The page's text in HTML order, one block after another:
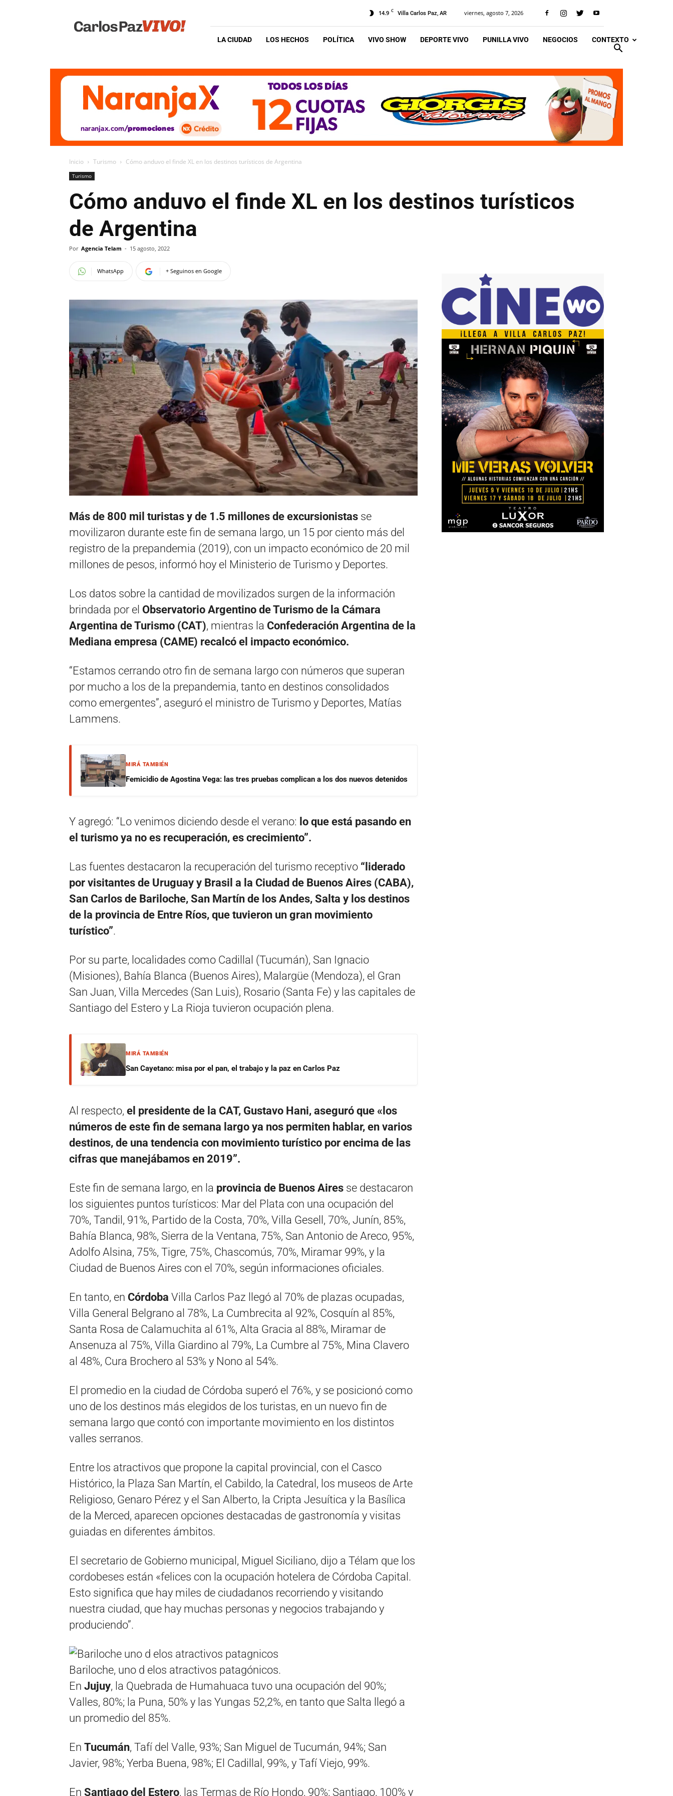
Vivo
14.9 C Villa Carlos Paz, AR viernes, agosto 7, 2026
LA CIUDAD LOS HECHOS POLÍTICA VIVO SHOW DEPORTE VIVO PUNILLA VIVO NEGOCIOS CONTEXTO
Inicio Turismo Cómo anduvo el finde XL en los destinos turísticos de Argentina
Turismo
Cómo anduvo el finde XL en los destinos turísticos
de Argentina
Por Agencia Telam - 15 agosto, 2022
WhatsApp + Seguinos en Google
Más de 800 mil turistas y de 1.5 millones de excursionistas se
movilizaron durante este fin de semana largo, un 15 por ciento más del
registro de la prepandemia (2019), con un impacto económico de 20 mil
millones de pesos, informó hoy el Ministerio de Turismo y Deportes.
Los datos sobre la cantidad de movilizados surgen de la información
brindada por el Observatorio Argentino de Turismo de la Cámara
Argentina de Turismo (CAT), mientras la Confederación Argentina de la
Mediana empresa (CAME) recalcó el impacto económico.
“Estamos cerrando otro fin de semana largo con números que superan
por mucho a los de la prepandemia, tanto en destinos consolidados
como emergentes”, aseguró el ministro de Turismo y Deportes, Matías
Lammens.
MIRÁ TAMBIÉN
Femicidio de Agostina Vega: las tres pruebas complican a los dos nuevos detenidos
Y agregó: “Lo venimos diciendo desde el verano: lo que está pasando en
el turismo ya no es recuperación, es crecimiento”.
Las fuentes destacaron la recuperación del turismo receptivo “liderado
por visitantes de Uruguay y Brasil a la Ciudad de Buenos Aires (CABA),
San Carlos de Bariloche, San Martín de los Andes, Salta y los destinos
de la provincia de Entre Ríos, que tuvieron un gran movimiento
turístico”.
Por su parte, localidades como Cadillal (Tucumán), San Ignacio
(Misiones), Bahía Blanca (Buenos Aires), Malargüe (Mendoza), el Gran
San Juan, Villa Mercedes (San Luis), Rosario (Santa Fe) y las capitales de
Santiago del Estero y La Rioja tuvieron ocupación plena.
MIRÁ TAMBIÉN
San Cayetano: misa por el pan, el trabajo y la paz en Carlos Paz
Al respecto, el presidente de la CAT, Gustavo Hani, aseguró que «los
números de este fin de semana largo ya nos permiten hablar, en varios
destinos, de una tendencia con movimiento turístico por encima de las
cifras que manejábamos en 2019”.
Este fin de semana largo, en la provincia de Buenos Aires se destacaron
los siguientes puntos turísticos: Mar del Plata con una ocupación del
70%, Tandil, 91%, Partido de la Costa, 70%, Villa Gesell, 70%, Junín, 85%,
Bahía Blanca, 98%, Sierra de la Ventana, 75%, San Antonio de Areco, 95%,
Adolfo Alsina, 75%, Tigre, 75%, Chascomús, 70%, Miramar 99%, y la
Ciudad de Buenos Aires con el 70%, según informaciones oficiales.
En tanto, en Córdoba Villa Carlos Paz llegó al 70% de plazas ocupadas,
Villa General Belgrano al 78%, La Cumbrecita al 92%, Cosquín al 85%,
Santa Rosa de Calamuchita al 61%, Alta Gracia al 88%, Miramar de
Ansenuza al 75%, Villa Giardino al 79%, La Cumbre al 75%, Mina Clavero
al 48%, Cura Brochero al 53% y Nono al 54%.
El promedio en la ciudad de Córdoba superó el 76%, y se posicionó como
uno de los destinos más elegidos de los turistas, en un nuevo fin de
semana largo que contó con importante movimiento en los distintos
valles serranos.
Entre los atractivos que propone la capital provincial, con el Casco
Histórico, la Plaza San Martín, el Cabildo, la Catedral, los museos de Arte
Religioso, Genaro Pérez y el San Alberto, la Cripta Jesuítica y la Basílica
de la Merced, aparecen opciones destacadas de gastronomía y visitas
guiadas en diferentes ámbitos.
El secretario de Gobierno municipal, Miguel Siciliano, dijo a Télam que los
cordobeses están «felices con la ocupación hotelera de Córdoba Capital.
Esto significa que hay miles de ciudadanos recorriendo y visitando
nuestra ciudad, que hay muchas personas y negocios trabajando y
produciendo”.
Bariloche, uno d elos atractivos patagónicos.
En Jujuy, la Quebrada de Humahuaca tuvo una ocupación del 90%;
Valles, 80%; la Puna, 50% y las Yungas 52,2%, en tanto que Salta llegó a
un promedio del 85%.
En Tucumán, Tafí del Valle, 93%; San Miguel de Tucumán, 94%; San
Javier, 98%; Yerba Buena, 98%; El Cadillal, 99%, y Tafí Viejo, 99%.
En Santiago del Estero, las Termas de Río Hondo, 90%; Santiago, 100% y